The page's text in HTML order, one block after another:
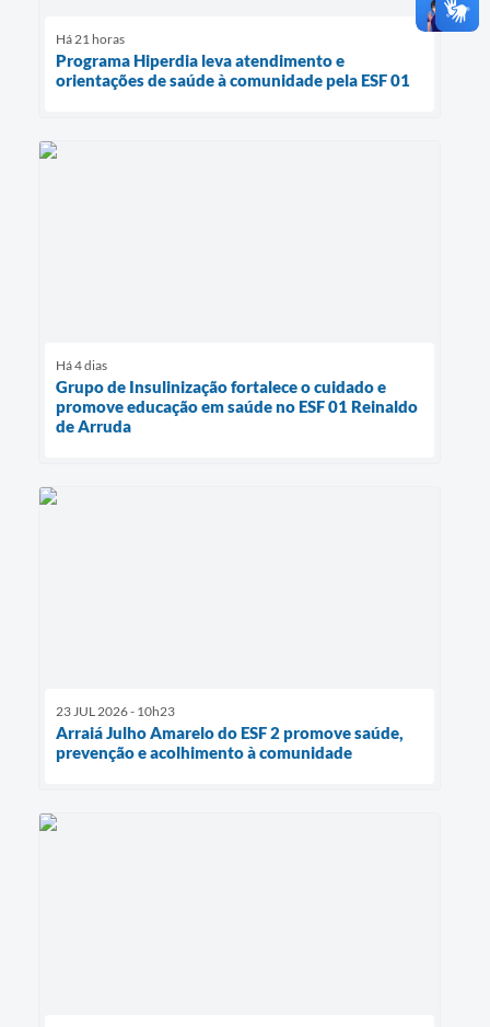
Há 21 horas
Programa Hiperdia leva atendimento e
orientações de saúde à comunidade pela ESF 01
Há 4 dias
Grupo de Insulinização fortalece o cuidado e
promove educação em saúde no ESF 01 Reinaldo
de Arruda
23 JUL 2026 - 10h23
Arraiá Julho Amarelo do ESF 2 promove saúde,
prevenção e acolhimento à comunidade